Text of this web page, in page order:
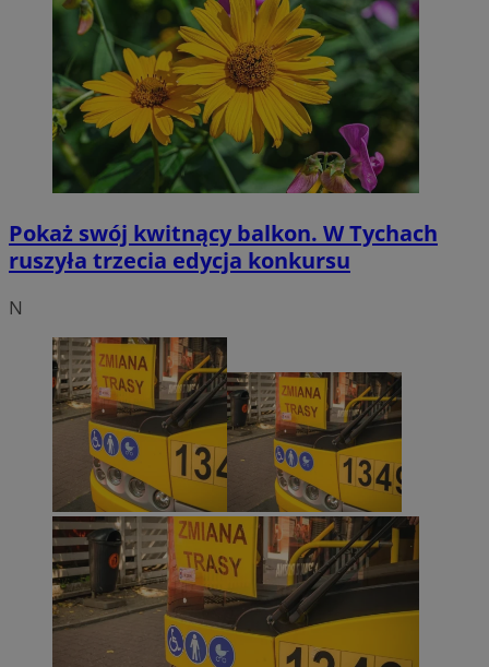
Pokaż swój kwitnący balkon. W Tychach
ruszyła trzecia edycja konkursu
N